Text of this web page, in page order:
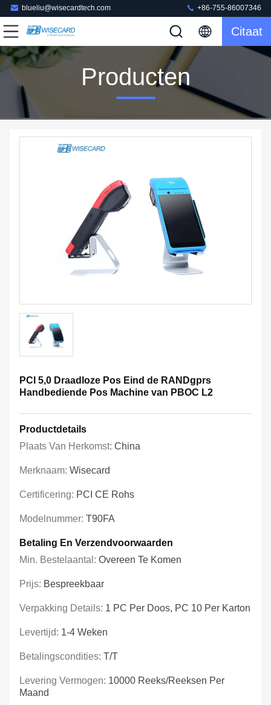
blueliu@wisecardtech.com +86-755-86007346
Citaat
Producten
PCI 5,0 Draadloze Pos Eind de RANDgprs
Handbediende Pos Machine van PBOC L2
Productdetails
Plaats Van Herkomst: China
Merknaam: Wisecard
Certificering: PCI CE Rohs
Modelnummer: T90FA
Betaling En Verzendvoorwaarden
Min. Bestelaantal: Overeen Te Komen
Prijs: Bespreekbaar
Verpakking Details: 1 PC Per Doos, PC 10 Per Karton
Levertijd: 1-4 Weken
Betalingscondities: T/T
Levering Vermogen: 10000 Reeks/Reeksen Per
Maand